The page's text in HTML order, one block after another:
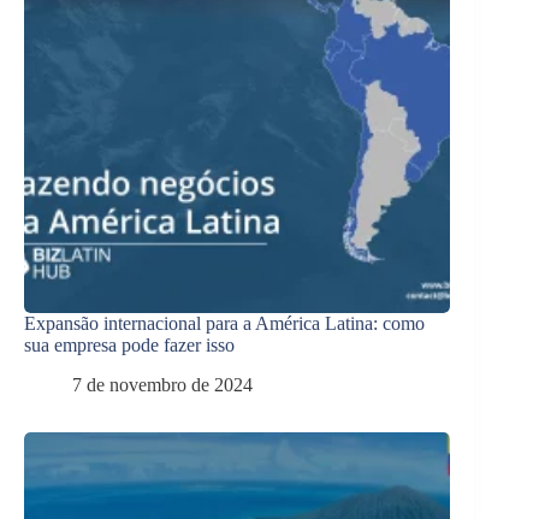
Expansão internacional para a América Latina: como
sua empresa pode fazer isso
7 de novembro de 2024